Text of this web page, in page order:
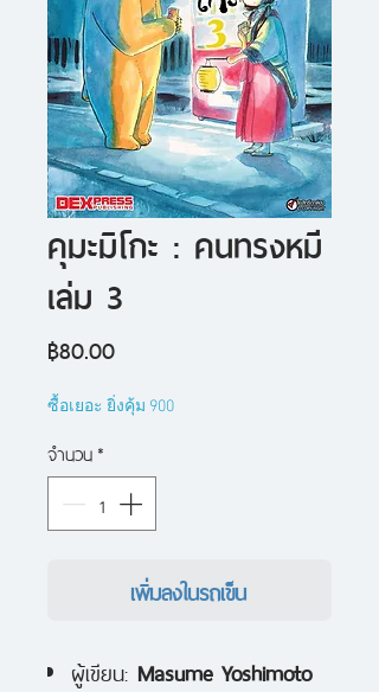
คุมะมิโกะ : คนทรงหมี
เล่ม 3
฿80.00ราคา
ซื้อเยอะ ยิ่งคุ้ม 900
จำนวน*
เพิ่มลงในรถเข็น
ผู้เขียน: Masume Yoshimoto